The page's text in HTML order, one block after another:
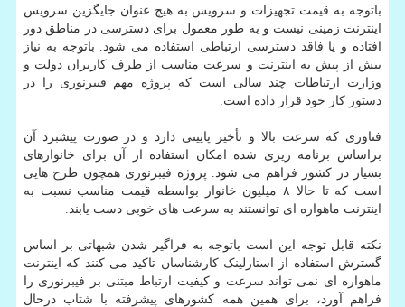
باتوجه به قیمت تجهیزات و سرویس به هیچ عنوان جایگزین سرویس
اینترنت زمینی نیست و به طور معمول برای دسترسی در مناطق دور
افتاده و یا فاقد دسترسی ارتباطی استفاده می شود. باتوجه به نیاز
بیش از پیش به اینترنت و سرعت مناسب از طرف کاربران دولت و
وزارت ارتباطات چند سالی است که پروژه مهم فیبرنوری را در
دستور کار خود قرار داده است.
فناوری که سرعت بالا و تأخیر پایینی دارد و در صورت پیشبرد آن
براساس برنامه ریزی شده امکان استفاده از آن برای خانوارهای
بسیار در کشور فراهم می شود. پروژه فیبرنوری همچون طرح هایی
است که تا حالا ۸ میلیون خانوار بواسطه قیمت مناسب نسبت به
اینترنت ماهواره ای توانستند به سرعت های خوبی دست یابند.
نکته قابل توجه این است باتوجه به فراگیر شدن شبهاتی بر اساس
گسترش استفاده از استارلینک کارشناسان تاکید می کنند که اینترنت
ماهواره ای نمی تواند سرعت و کیفیت ارتباط مبتنی بر فیبرنوری را
فراهم آورد، برای همین همه کشورهای پیشرفته با شتاب درحال